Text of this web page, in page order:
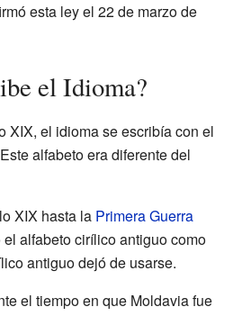
esta ley el 22 de marzo de
el Idioma?
XIX, el idioma se escribía con el
alfabeto era diferente del
XIX hasta la Primera Guerra
el alfabeto cirílico antiguo como
antiguo dejó de usarse.
el tiempo en que Moldavia fue